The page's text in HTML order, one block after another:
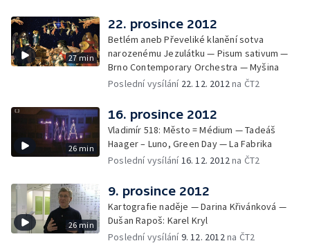
27 min
22. prosince 2012
Betlém aneb Převeliké klanění sotva
narozenému Jezulátku — Pisum sativum —
Brno Contemporary Orchestra — Myšina
Poslední vysílání 22. 12. 2012 na ČT2
26 min
16. prosince 2012
Vladimír 518: Město = Médium — Tadeáš
Haager – Luno, Green Day — La Fabrika
Poslední vysílání 16. 12. 2012 na ČT2
26 min
9. prosince 2012
Kartografie naděje — Darina Křivánková —
Dušan Rapoš: Karel Kryl
Poslední vysílání9. 12. 2012 na ČT2